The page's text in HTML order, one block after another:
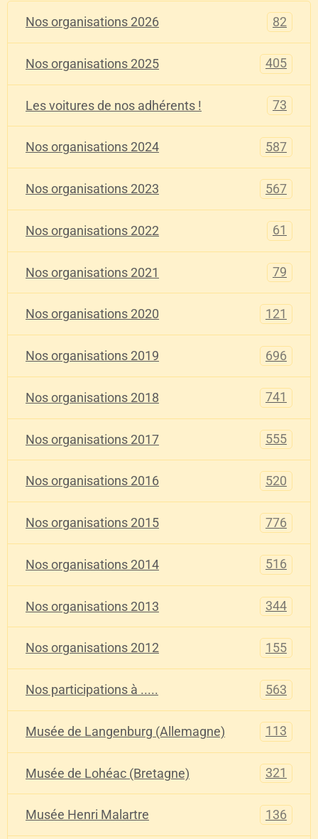
Nos organisations 2026 82
Nos organisations 2025 405
Les voitures de nos adhérents ! 73
Nos organisations 2024 587
Nos organisations 2023 567
Nos organisations 2022 61
Nos organisations 2021 79
Nos organisations 2020 121
Nos organisations 2019 696
Nos organisations 2018 741
Nos organisations 2017 555
Nos organisations 2016 520
Nos organisations 2015 776
Nos organisations 2014 516
Nos organisations 2013 344
Nos organisations 2012 155
Nos participations à ..... 563
Musée de Langenburg (Allemagne) 113
Musée de Lohéac (Bretagne) 321
Musée Henri Malartre 136